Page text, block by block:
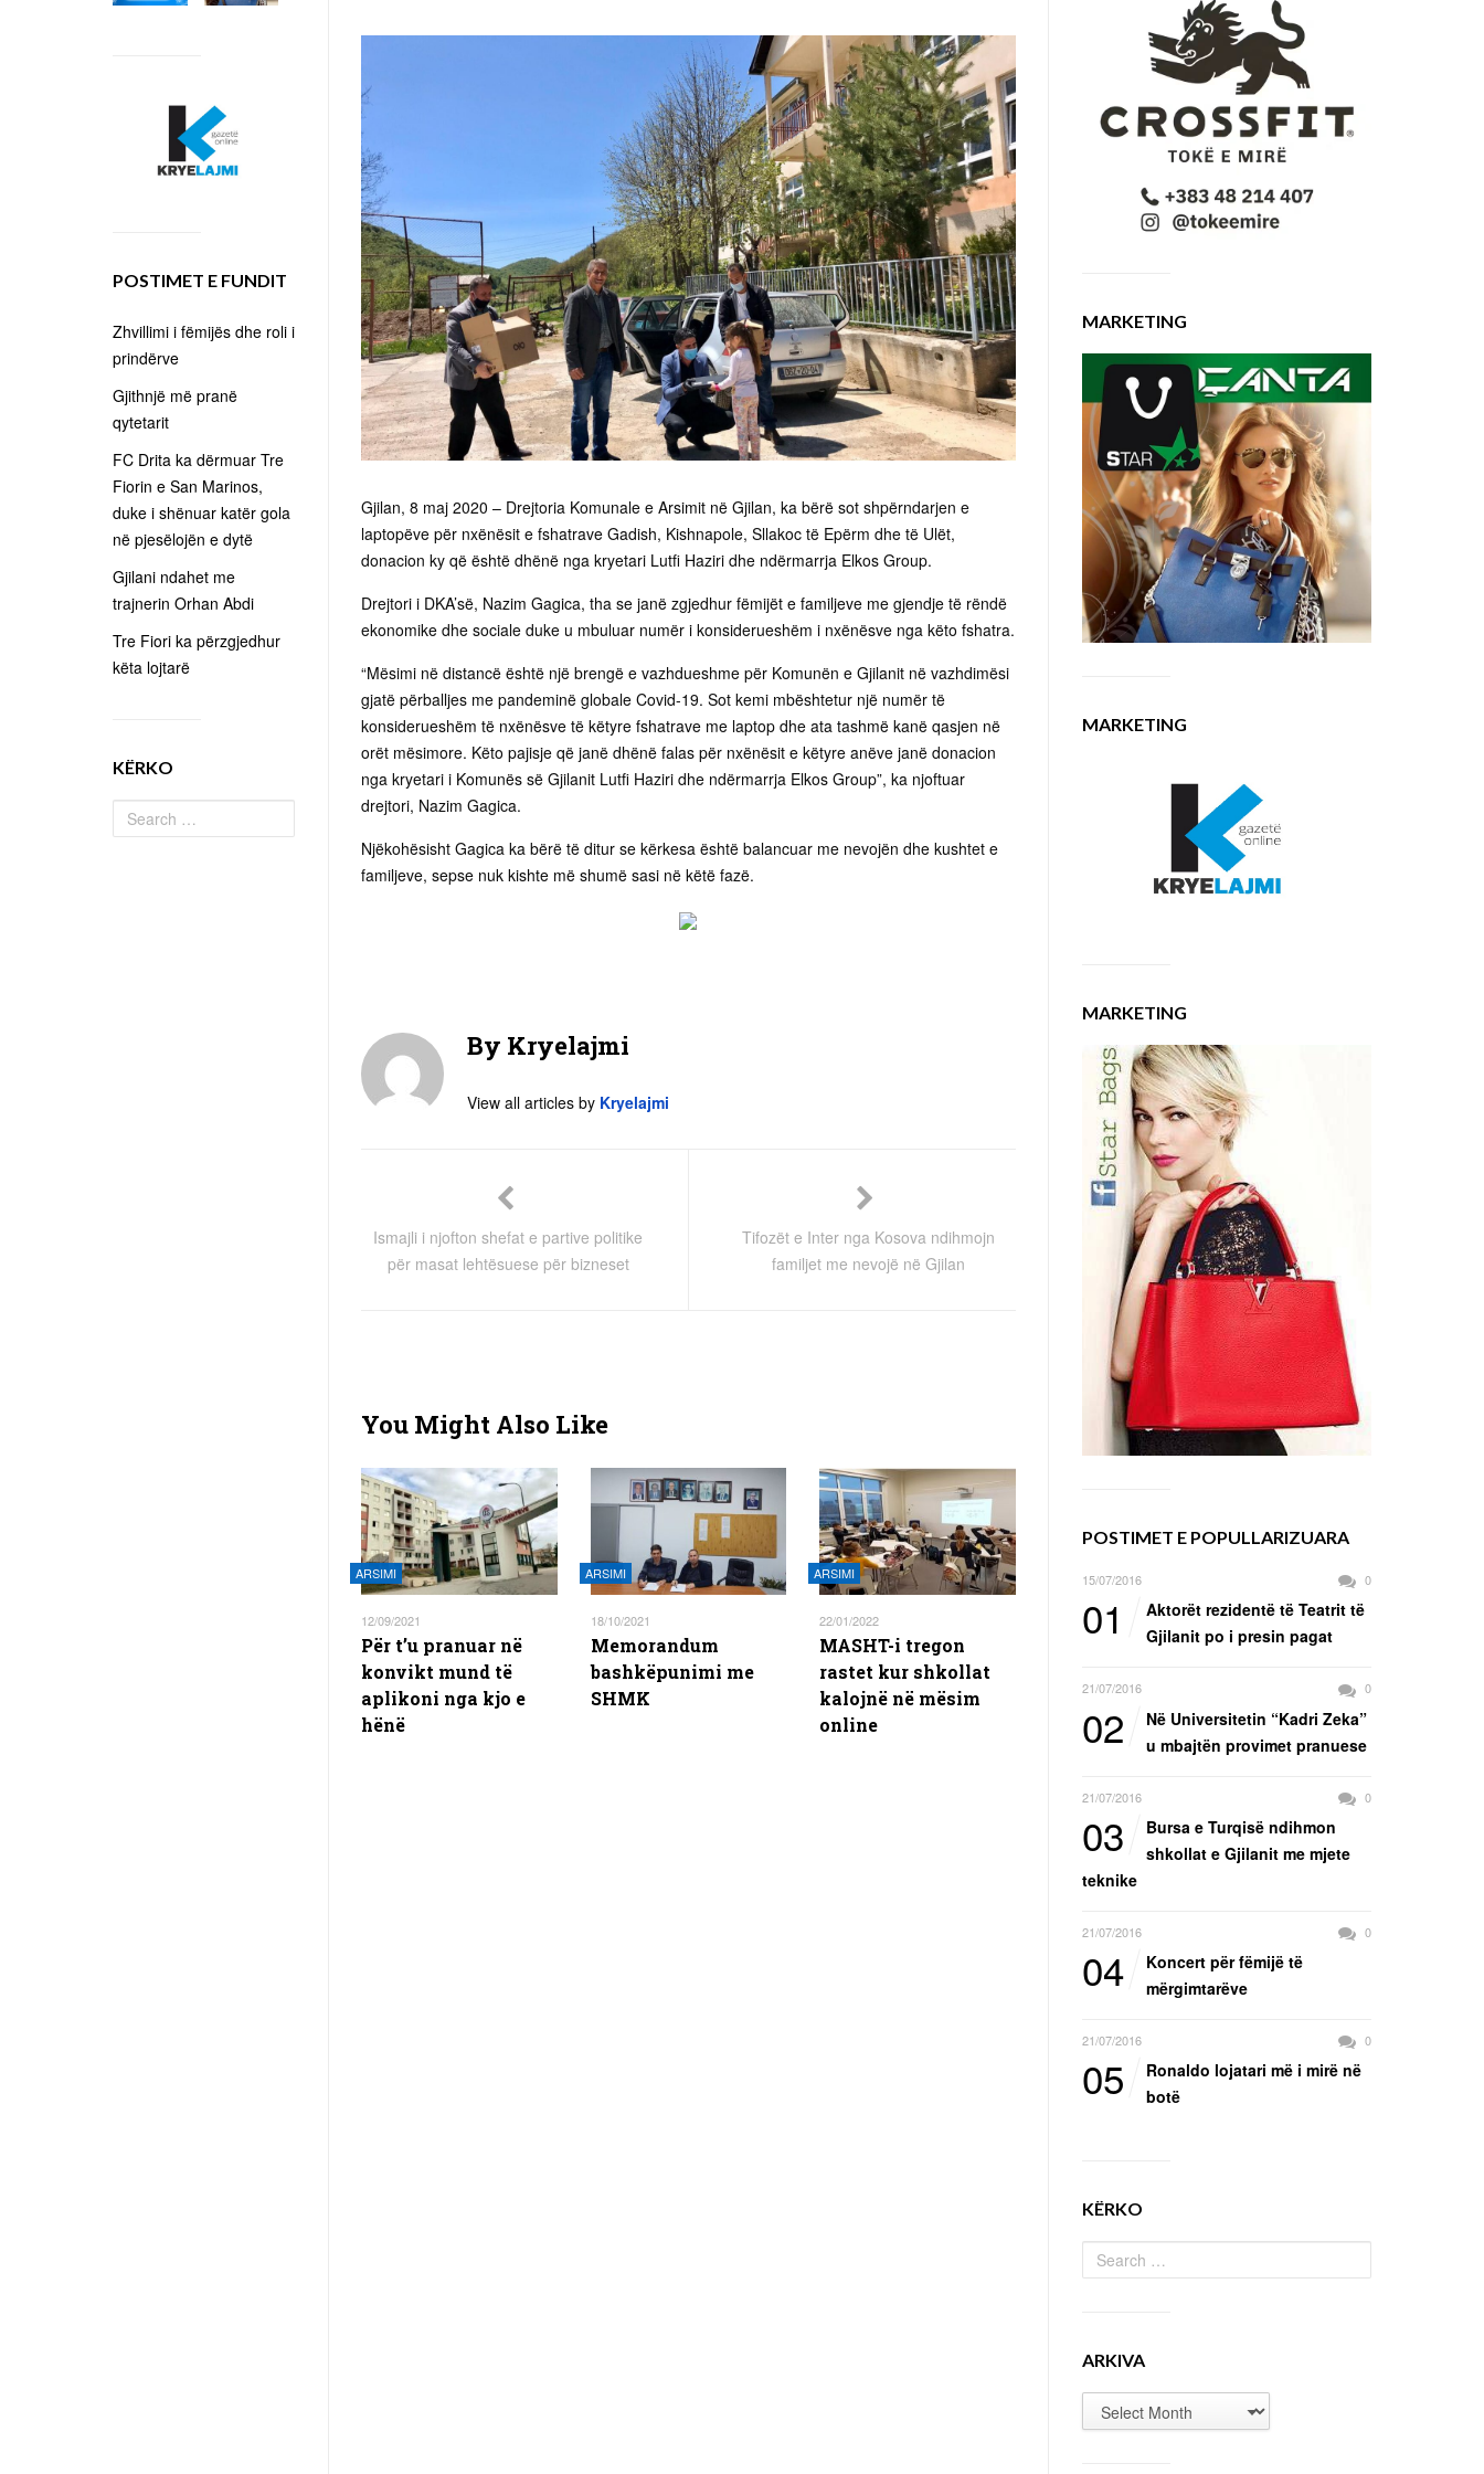
Gjilan, 8 maj 2020 – Drejtoria Komunale e Arsimit në Gjilan, ka bërë sot shpërndarjen e
laptopëve për nxënësit e fshatrave Gadish, Kishnapole, Sllakoc të Epërm dhe të Ulët,
donacion ky që është dhënë nga kryetari Lutfi Haziri dhe ndërmarrja Elkos Group.
Drejtori i DKA’së, Nazim Gagica, tha se janë zgjedhur fëmijët e familjeve me gjendje të rëndë
ekonomike dhe sociale duke u mbuluar numër i konsiderueshëm i nxënësve nga këto fshatra.
“Mësimi në distancë është një brengë e vazhdueshme për Komunën e Gjilanit në vazhdimësi
gjatë përballjes me pandeminë globale Covid-19. Sot kemi mbështetur një numër të
konsiderueshëm të nxënësve të këtyre fshatrave me laptop dhe ata tashmë kanë qasjen në
orët mësimore. Këto pajisje që janë dhënë falas për nxënësit e këtyre anëve janë donacion
nga kryetari i Komunës së Gjilanit Lutfi Haziri dhe ndërmarrja Elkos Group”, ka njoftuar
drejtori, Nazim Gagica.
Njëkohësisht Gagica ka bërë të ditur se kërkesa është balancuar me nevojën dhe kushtet e
familjeve, sepse nuk kishte më shumë sasi në këtë fazë.
By Kryelajmi
View all articles by Kryelajmi
Ismajli i njofton shefat e partive politike
për masat lehtësuese për bizneset
Tifozët e Inter nga Kosova ndihmojn
familjet me nevojë në Gjilan
You Might Also Like
ARSIMI
12/09/2021
Për t’u pranuar në
konvikt mund të
aplikoni nga kjo e
hënë
ARSIMI
18/10/2021
Memorandum
bashkëpunimi me
SHMK
ARSIMI
22/01/2022
MASHT-i tregon
rastet kur shkollat
kalojnë në mësim
online
MARKETING
MARKETING
MARKETING
POSTIMET E POPULLARIZUARA
15/07/2016 0
01
Aktorët rezidentë të Teatrit të
Gjilanit po i presin pagat
21/07/2016 0
02
Në Universitetin “Kadri Zeka”
u mbajtën provimet pranuese
21/07/2016 0
03
Bursa e Turqisë ndihmon
shkollat e Gjilanit me mjete
teknike
21/07/2016 0
04
Koncert për fëmijë të
mërgimtarëve
21/07/2016 0
05
Ronaldo lojatari më i mirë në
botë
KËRKO
ARKIVA
POSTIMET E FUNDIT
Zhvillimi i fëmijës dhe roli i
prindërve
Gjithnjë më pranë
qytetarit
FC Drita ka dërmuar Tre
Fiorin e San Marinos,
duke i shënuar katër gola
në pjesëlojën e dytë
Gjilani ndahet me
trajnerin Orhan Abdi
Tre Fiori ka përzgjedhur
këta lojtarë
KËRKO